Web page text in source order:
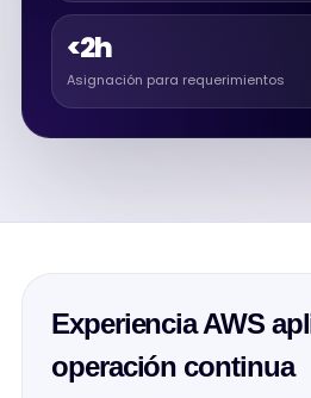
<2h
Asignación para requerimientos
Experiencia AWS
operación continua